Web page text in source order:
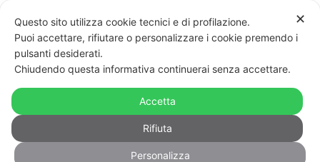
Corte Suprema USA: “Studenti trans
sceglieranno i bagni in base alla loro
identità”
✕
Questo sito utilizza cookie tecnici e di profilazione.
Puoi accettare, rifiutare o personalizzare i cookie premendo i
pulsanti desiderati.
Chiudendo questa informativa continuerai senza accettare.
Accetta
Rifiuta
Personalizza